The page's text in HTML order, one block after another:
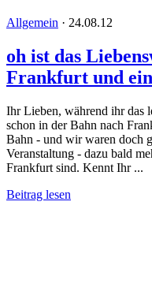
Allgemein · 24.08.12
oh ist das
Frankfurt und
Ihr Lieben, während ihr das
schon in der Bahn nach
Bahn - und wir waren doch
Veranstaltung - dazu bald
Frankfurt sind. Kennt Ihr ...
Beitrag lesen